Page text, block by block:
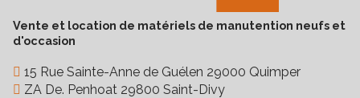
Vente et location de matériels de manutention neufs et
d'occasion
15 Rue Sainte-Anne de Guélen 29000 Quimper
ZA De. Penhoat 29800 Saint-Divy